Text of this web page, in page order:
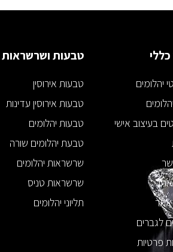
כללי
יהלומים
בעיצוב אישי
אתר
לגברים
פרטיות
טבעות ושרשראות
טבעות אירוסין
טבעות אירוסין עדינות
טבעות יהלומים
טבעת יהלומים שורה
שרשראות יהלומים
שרשראות טניס
תליוני יהלומים